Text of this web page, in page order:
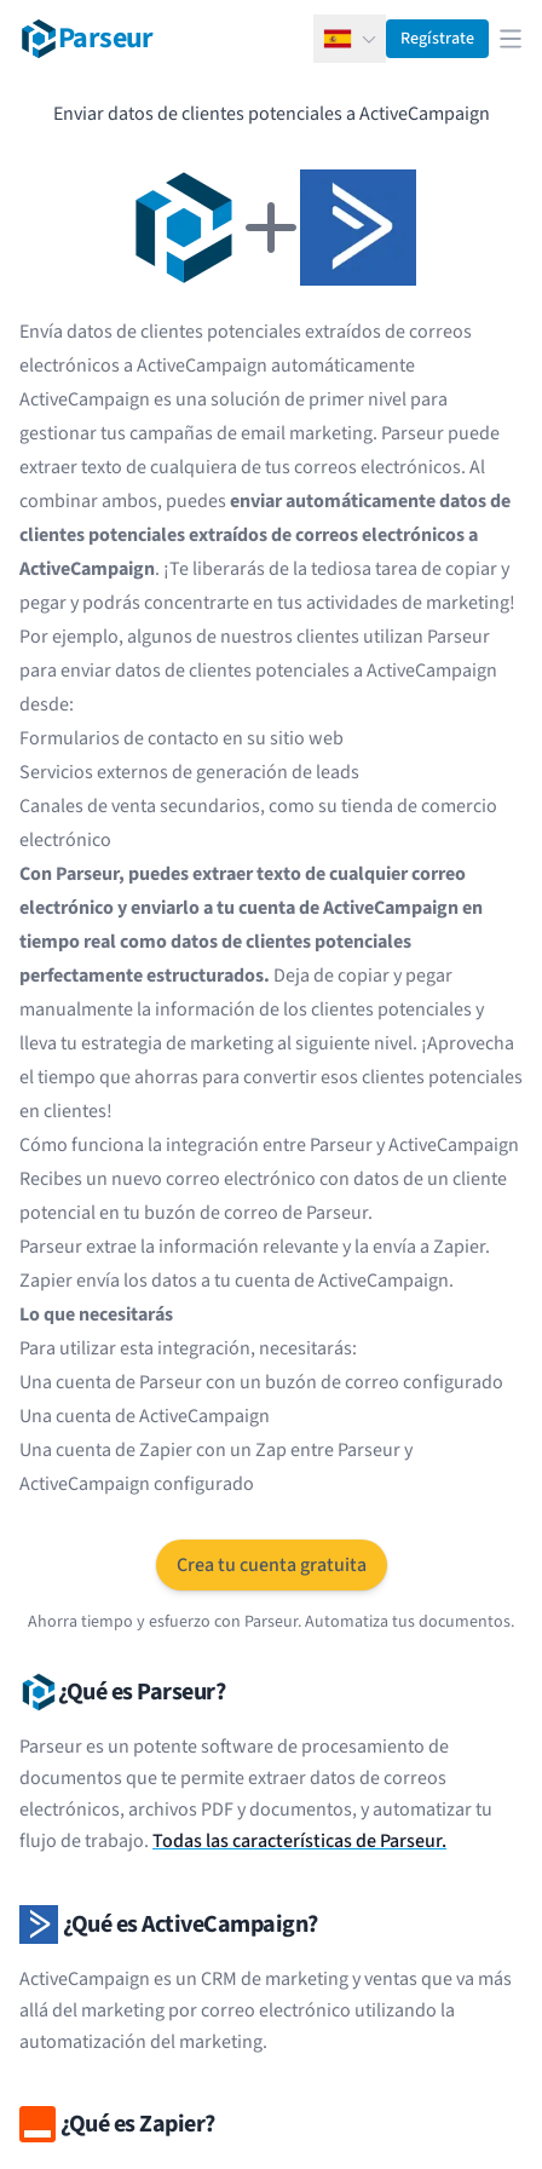
Parseur EspañolRegístrate
Enviar datos de clientes potenciales a ActiveCampaign
Envía datos de clientes potenciales extraídos de correos
electrónicos a ActiveCampaign automáticamente
ActiveCampaign es una solución de primer nivel para
gestionar tus campañas de email marketing. Parseur puede
extraer texto de cualquiera de tus correos electrónicos. Al
combinar ambos, puedesenviar automáticamente datos de
clientes potenciales extraídos de correos electrónicos a
ActiveCampaign. ¡Te liberarás de la tediosa tarea de copiar y
pegar y podrás concentrarte en tus actividades de marketing!
Por ejemplo, algunos de nuestros clientes utilizan Parseur
para enviar datos de clientes potenciales a ActiveCampaign
desde:
Formularios de contacto en su sitio web
Servicios externos de generación de leads
Canales de venta secundarios, como su tienda de comercio
electrónico
Con Parseur, puedes extraer texto de cualquier correo
electrónico y enviarlo a tu cuenta de ActiveCampaign en
tiempo real como datos de clientes potenciales
perfectamente estructurados. Deja de copiar y pegar
manualmente la información de los clientes potenciales y
lleva tu estrategia de marketing al siguiente nivel. ¡Aprovecha
el tiempo que ahorras para convertir esos clientes potenciales
en clientes!
Cómo funciona la integración entre Parseur y ActiveCampaign
Recibes un nuevo correo electrónico con datos de un cliente
potencial en tu buzón de correo de Parseur.
Parseur extrae la información relevante y la envía a Zapier.
Zapier envía los datos a tu cuenta de ActiveCampaign.
Lo que necesitarás
Para utilizar esta integración, necesitarás:
Una cuenta deParseurcon un buzón de correo configurado
Una cuenta deActiveCampaign
Una cuenta deZapiercon un Zap entre Parseur y
ActiveCampaign configurado
Crea tu cuenta gratuita
Ahorra tiempo y esfuerzo con Parseur. Automatiza tus documentos.
¿Qué es Parseur?
Parseur es un potente software de procesamiento de
documentos que te permite extraer datos de correos
electrónicos, archivos PDF y documentos, y automatizar tu
flujo de trabajo.Todas las características de Parseur.
¿Qué es ActiveCampaign?
ActiveCampaign es un CRM de marketing y ventas que va más
allá del marketing por correo electrónico utilizando la
automatización del marketing.
¿Qué es Zapier?